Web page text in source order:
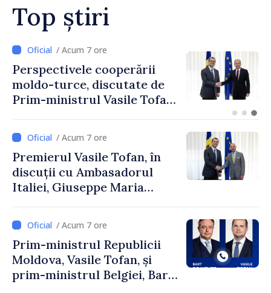
Top știri
/ Acum 4 ore
Forumul Diasporei //
Republica Moldova,
promovată în Elveția prin
/ Acum 7 ore
Premierul Vasile Tofan, în
discuții cu Ambasadorul
Italiei, Giuseppe Maria
/ Acum 7 ore
Prim-ministrul Republicii
Moldova, Vasile Tofan, și
prim-ministrul Belgiei, Bart